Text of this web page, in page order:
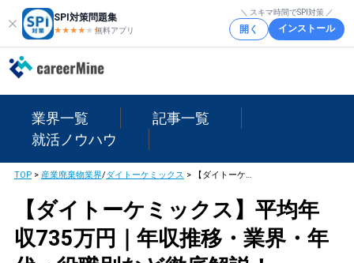
SPI対策問題集
★★★★ ★★
無料アプリ
＼ スキマ時間でSPI対策 ／
開く インストール
業界一覧
記事一覧
就活ノウハウ
TOP> 産業廃棄物業界/ダイトーケミックス > 【ダイトーケミックス】平均年収735万円｜年収推移・業界・年代・役職別など徹底解説！
【ダイトーケミックス】平均年
収735万円｜年収推移・業界・年